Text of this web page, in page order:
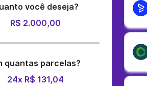
você deseja?
R$ 2.000,00
quantas parcelas?
24x R$ 131,04